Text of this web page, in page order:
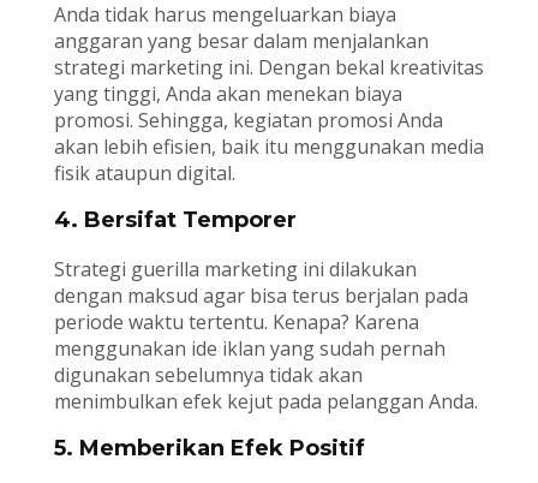
Anda tidak harus mengeluarkan biaya
anggaran yang besar dalam menjalankan
strategi marketing ini. Dengan bekal kreativitas
yang tinggi, Anda akan menekan biaya
promosi. Sehingga, kegiatan promosi Anda
akan lebih efisien, baik itu menggunakan media
fisik ataupun digital.
4. Bersifat Temporer
Strategi guerilla marketing ini dilakukan
dengan maksud agar bisa terus berjalan pada
periode waktu tertentu. Kenapa? Karena
menggunakan ide iklan yang sudah pernah
digunakan sebelumnya tidak akan
menimbulkan efek kejut pada pelanggan Anda.
5. Memberikan Efek Positif